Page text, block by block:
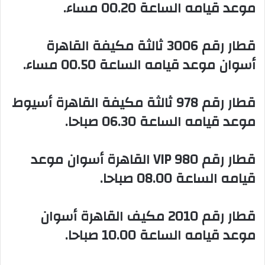
موعد قيامه الساعة 00.20 مساء.
‏قطار رقم 3006 ثالثة مكيفة القاهرة
أسوان موعد قيامه الساعة 00.50 مساء.
‏قطار رقم 978 ثالثة مكيفة القاهرة أسيوط
موعد قيامه الساعة 06.30 صباحا.
‏قطار رقم 980 VIP القاهرة أسوان موعد
قيامه الساعة 08.00 صباحا.
‏قطار رقم 2010 مكيف القاهرة أسوان
موعد قيامه الساعة 10.00 صباحا.